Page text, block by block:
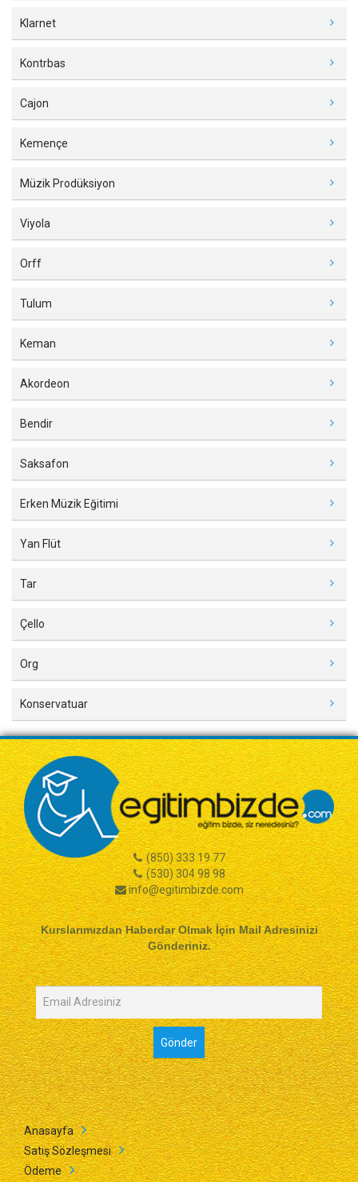
Klarnet
Kontrbas
Cajon
Kemençe
Müzik Prodüksiyon
Viyola
Orff
Tulum
Keman
Akordeon
Bendir
Saksafon
Erken Müzik Eğitimi
Yan Flüt
Tar
Çello
Org
Konservatuar
(850) 333 19 77
(530) 304 98 98
info@egitimbizde.com
Kurslarımızdan Haberdar Olmak İçin Mail Adresinizi
Gönderiniz.
Anasayfa
Satış Sözleşmesi
Ödeme